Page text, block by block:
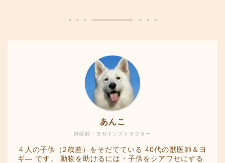
獣医師・ヨガインストラクター
あんこ
４人の子供（2歳差）をそだてている 40代の獣医師＆ヨ
ギ― です。 動物を助けるには・子供をシアワセにする